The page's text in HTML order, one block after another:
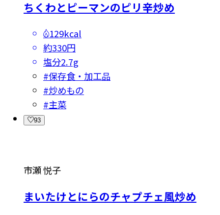
ちくわとピーマンのピリ辛炒め
129kcal
約330円
塩分2.7g
#保存食・加工品
#炒めもの
#主菜
93
市瀬 悦子
まいたけとにらのチャプチェ風炒め